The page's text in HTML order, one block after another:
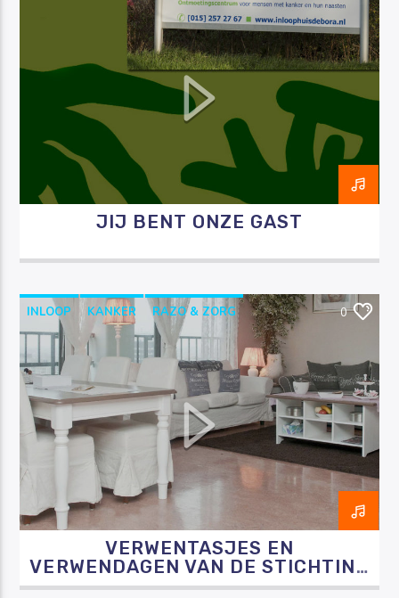
JIJ BENT ONZE GAST
INLOOP KANKER
RAZO & ZORG
STICHTING BRIBOS
VERWENDAGEN
VERWENTASJE
0
VERWENTASJES EN
VERWENDAGEN VAN DE STICHTING
BRIBOS – LEIDSCHENDAM